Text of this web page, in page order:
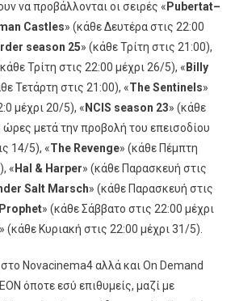
να προβάλλονται οι σειρές « Pubertat–
Castles» (κάθε Δευτέρα στις 22:00
season 25» (κάθε Τρίτη στις 21:00),
Τρίτη στις 22:00 μέχρι 26/5), « Billy
Τετάρτη στις 21:00), «TheSentinels»
μέχρι 20/5), « NCIS season 23» (κάθε
ώρες μετά την προβολή του επεισοδίου
14/5), «The Revenge» (κάθε Πέμπτη
« Hal & Harper» (κάθε Παρασκευή στις
Salt Marsch» (κάθε Παρασκευή στις
Prophet» (κάθε Σάββατο στις 22:00 μέχρι
(κάθε Κυριακή στις 22:00 μέχρι 31/5).
Novacinema4 αλλά και On Demand
όποτε εσύ επιθυμείς, μαζί με